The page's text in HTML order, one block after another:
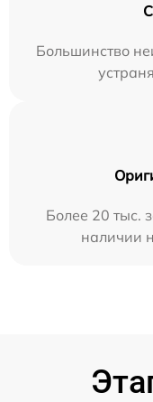
Большинство
Более 20 тыс.
наличии